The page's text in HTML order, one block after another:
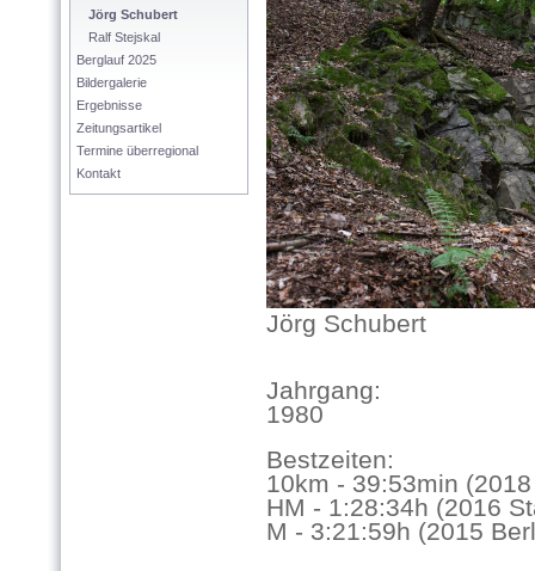
Jörg Schubert
Ralf Stejskal
Berglauf 2025
Bildergalerie
Ergebnisse
Zeitungsartikel
Termine überregional
Kontakt
Jörg Schubert
Jahrgang:
1980
Bestzeiten:
10km - 39:53min
HM - 1:28:34h (2016
M - 3:21:59h (2015